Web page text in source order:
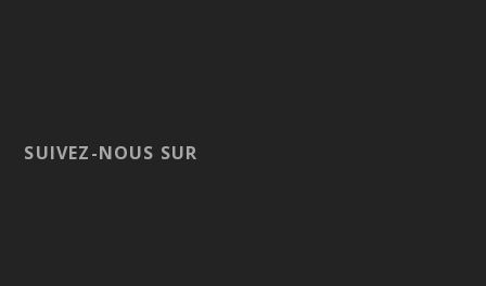
SUIVEZ-NOUS SUR